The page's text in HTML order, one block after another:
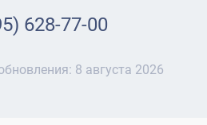
628-77-00
8 августа 2026